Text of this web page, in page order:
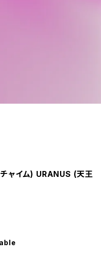
ャイム) URANUS (天王